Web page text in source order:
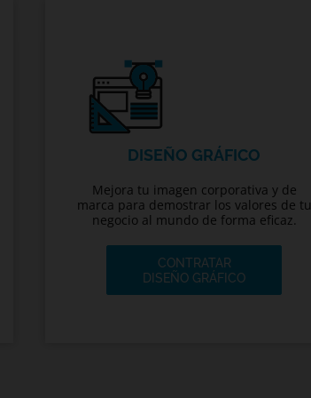
DISEÑO GRÁFICO
Mejora tu imagen corporativa y de
marca para demostrar los valores de tu
negocio al mundo de forma eficaz.
CONTRATAR
DISEÑO GRÁFICO